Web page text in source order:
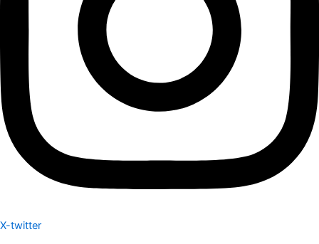
X-twitter